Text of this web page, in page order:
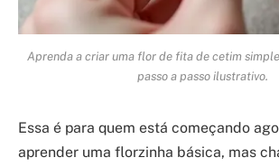
Aprenda a criar uma flor de fita de cetim
passo a passo ilustrativo.
Essa é para quem está começando
aprender uma florzinha básica, mas